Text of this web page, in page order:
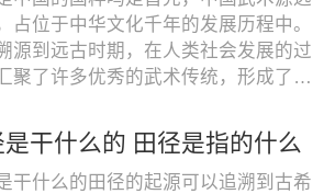
占位于中华文化千年的发展历程中。
源到远古时期，在人类社会发展的过
聚了许多优秀的武术传统，形成了一
名武
是干什么的 田径是指的什么
干什么的田径的起源可以追溯到古希